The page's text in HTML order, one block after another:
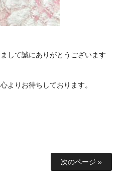
して誠にありがとうございます
よりお待ちしております。
次のページ »